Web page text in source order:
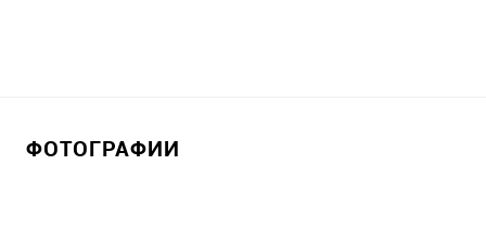
ФОТОГРАФИИ